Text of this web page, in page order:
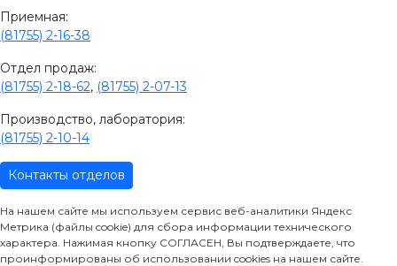
Приемная:
(81755) 2-16-38
Отдел продаж:
(81755) 2-18-62, (81755) 2-07-13
Производство, лаборатория:
(81755) 2-10-14
Контакты отделов
На нашем сайте мы используем сервис веб-аналитики Яндекс
Метрика (файлы cookie) для сбора информации технического
характера. Нажимая кнопку СОГЛАСЕН, Вы подтверждаете, что
проинформированы об использовании cookies на нашем сайте.